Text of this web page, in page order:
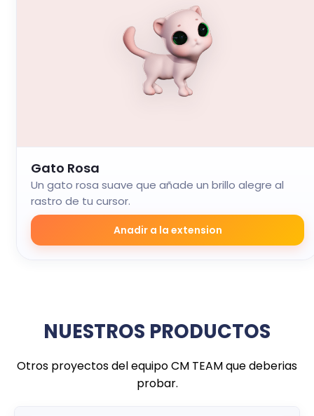
Gato Rosa
Un gato rosa suave que añade un brillo alegre al
rastro de tu cursor.
Anadir a la extension
NUESTROS PRODUCTOS
Otros proyectos del equipo CM TEAM que deberias
probar.